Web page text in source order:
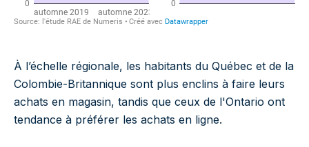
À l’échelle régionale, les habitants du Québec et de la
Colombie-Britannique sont plus enclins à faire leurs
achats en magasin, tandis que ceux de l'Ontario ont
tendance à préférer les achats en ligne.